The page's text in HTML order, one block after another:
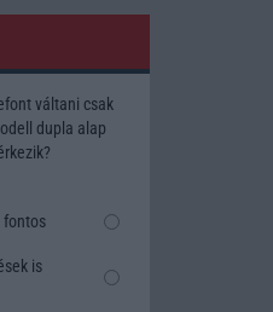
váltani csak
dupla alap
fontos
is